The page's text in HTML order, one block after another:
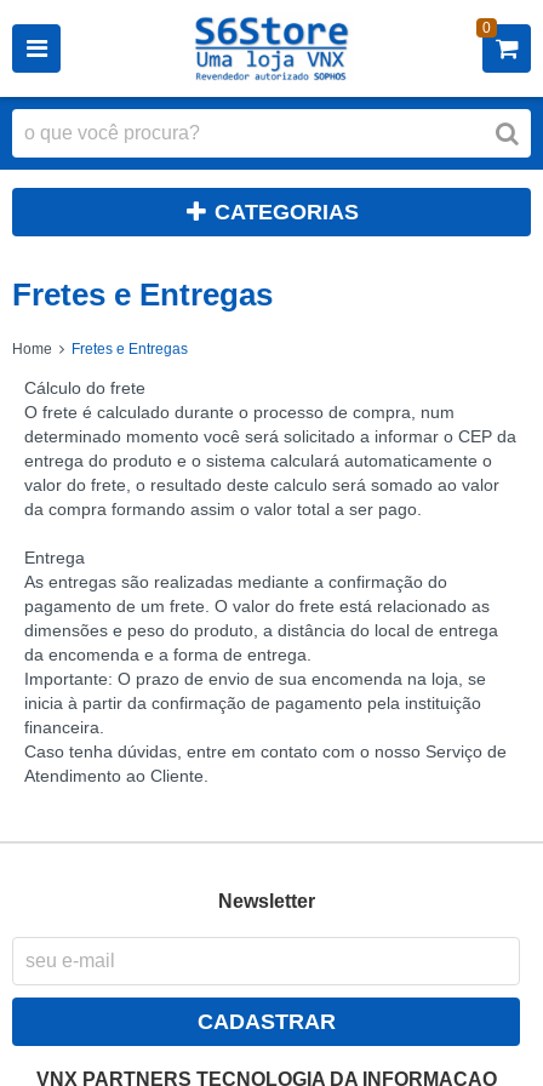
0
CATEGORIAS
Fretes e Entregas
Home Fretes e Entregas
Cálculo do frete
O frete é calculado durante o processo de compra, num
determinado momento você será solicitado a informar o CEP da
entrega do produto e o sistema calculará automaticamente o
valor do frete, o resultado deste calculo será somado ao valor
da compra formando assim o valor total a ser pago.
Entrega
As entregas são realizadas mediante a confirmação do
pagamento de um frete. O valor do frete está relacionado as
dimensões e peso do produto, a distância do local de entrega
da encomenda e a forma de entrega.
Importante: O prazo de envio de sua encomenda na loja, se
inicia à partir da confirmação de pagamento pela instituição
financeira.
Caso tenha dúvidas, entre em contato com o nosso Serviço de
Atendimento ao Cliente.
Newsletter
CADASTRAR
VNX PARTNERS TECNOLOGIA DA INFORMACAO